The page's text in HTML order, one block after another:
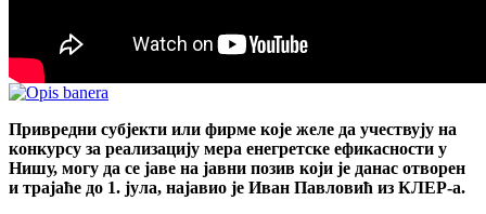
Привредни субјекти или фирме које желе да учествују на
конкурсу за реализацију мера енегретске ефикасности у
Нишу, могу да се јаве на јавни позив који је данас отворен
и трајаће до 1. јула, најавио је Иван Павловић из КЛЕР-а.